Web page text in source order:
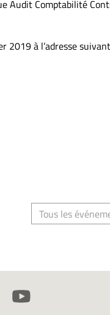
Audit Comptabilité
2019 à l’adresse
Tous les